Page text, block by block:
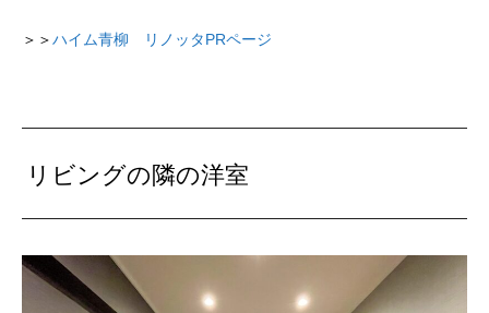
＞＞ハイム青柳 リノッタPRページ
リビングの隣の洋室